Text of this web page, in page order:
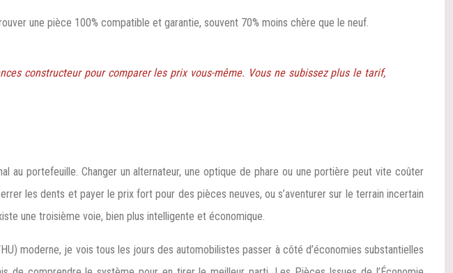
une pièce 100% compatible et garantie, souvent 70% moins chère que le neuf.
constructeur pour comparer les prix vous-même. Vous ne subissez plus le tarif,
au portefeuille. Changer un alternateur, une optique de phare ou une portière peut vite coûter
les dents et payer le prix fort pour des pièces neuves, ou s’aventurer sur le terrain incertain
une troisième voie, bien plus intelligente et économique.
moderne, je vois tous les jours des automobilistes passer à côté d’économies substantielles